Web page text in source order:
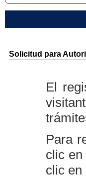
Solicitud para
El
Para
clic
clic en